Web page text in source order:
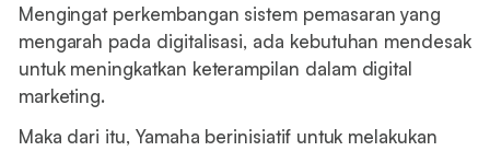
Mengingat perkembangan sistem pemasaran yang
mengarah pada digitalisasi, ada kebutuhan mendesak
untuk meningkatkan keterampilan dalam digital
marketing.
Maka dari itu, Yamaha berinisiatif untuk melakukan